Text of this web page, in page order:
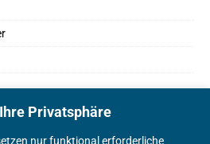
Privatsphäre
nur funktional erforderliche